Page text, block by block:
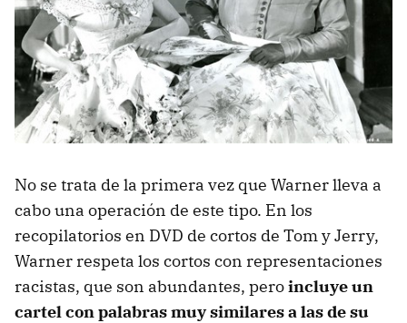
No se trata de la primera vez que Warner lleva a
cabo una operación de este tipo. En los
recopilatorios en DVD de cortos de Tom y Jerry,
Warner respeta los cortos con representaciones
racistas, que son abundantes, peroincluye un
cartel con palabras muy similares a las de su